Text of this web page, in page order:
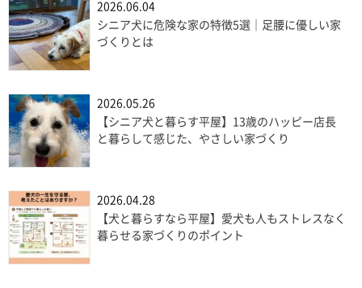
2026.06.04
シニア犬に危険な家の特徴5選｜足腰に優しい家
づくりとは
2026.05.26
【シニア犬と暮らす平屋】13歳のハッピー店長
と暮らして感じた、やさしい家づくり
2026.04.28
【犬と暮らすなら平屋】愛犬も人もストレスなく
暮らせる家づくりのポイント